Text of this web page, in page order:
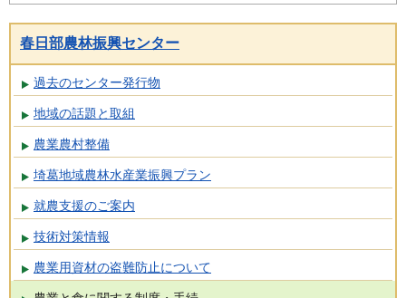
春日部農林振興センター
過去のセンター発行物
地域の話題と取組
農業農村整備
埼葛地域農林水産業振興プラン
就農支援のご案内
技術対策情報
農業用資材の盗難防止について